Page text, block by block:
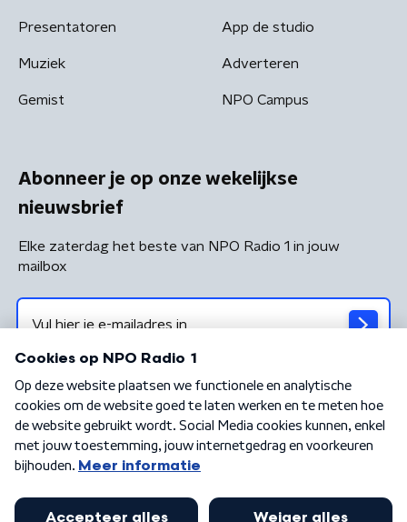
Presentatoren
Muziek
Gemist
App de studio
Adverteren
NPO Campus
Abonneer je op onze wekelijkse
nieuwsbrief
Elke zaterdag het beste van NPO Radio 1 in jouw
mailbox
Algemene voorwaarden Privacybeleid